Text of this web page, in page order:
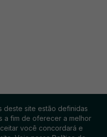
site estão definidas
a fim de oferecer a melhor
você concordará e